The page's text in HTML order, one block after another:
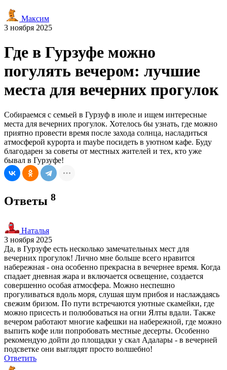
Максим
3 ноября 2025
Где в Гурзуфе можно
погулять вечером: лучшие
места для вечерних прогулок
Собираемся с семьей в Гурзуф в июле и ищем интересные
места для вечерних прогулок. Хотелось бы узнать, где можно
приятно провести время после захода солнца, насладиться
атмосферой курорта и maybe посидеть в уютном кафе. Буду
благодарен за советы от местных жителей и тех, кто уже
бывал в Гурзуфе!
Ответы 8
Наталья
3 ноября 2025
Да, в Гурзуфе есть несколько замечательных мест для
вечерних прогулок! Лично мне больше всего нравится
набережная - она особенно прекрасна в вечернее время. Когда
спадает дневная жара и включается освещение, создается
совершенно особая атмосфера. Можно неспешно
прогуливаться вдоль моря, слушая шум прибоя и наслаждаясь
свежим бризом. По пути встречаются уютные скамейки, где
можно присесть и полюбоваться на огни Ялты вдали. Также
вечером работают многие кафешки на набережной, где можно
выпить кофе или попробовать местные десерты. Особенно
рекомендую дойти до площадки у скал Адалары - в вечерней
подсветке они выглядят просто волшебно!
Ответить